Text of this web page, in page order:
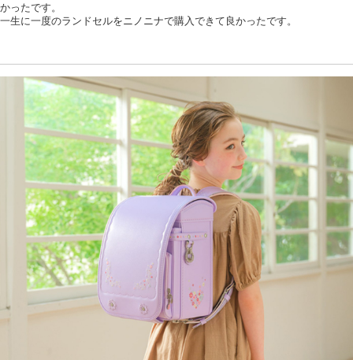
かったです。
一生に一度のランドセルをニノニナで購入できて良かったです。